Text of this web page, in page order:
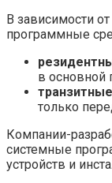
В зависимости
программные
в основной
транзитные
только
Компании-
системные
устройств и